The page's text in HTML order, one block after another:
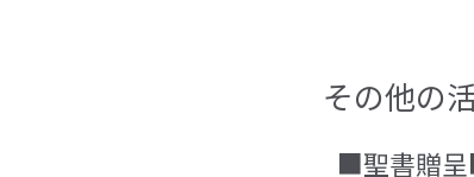
その他の
■聖書贈